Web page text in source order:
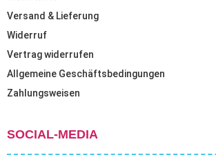
Versand & Lieferung
Widerruf
Vertrag widerrufen
Allgemeine Geschäftsbedingungen
Zahlungsweisen
SOCIAL-MEDIA